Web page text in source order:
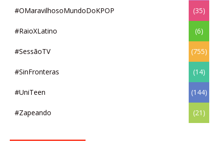
#OMaravilhosoMundoDoKPOP (35)
#RaioXLatino (6)
#SessãoTV (755)
#SinFronteras (14)
#UniTeen (144)
#Zapeando (21)